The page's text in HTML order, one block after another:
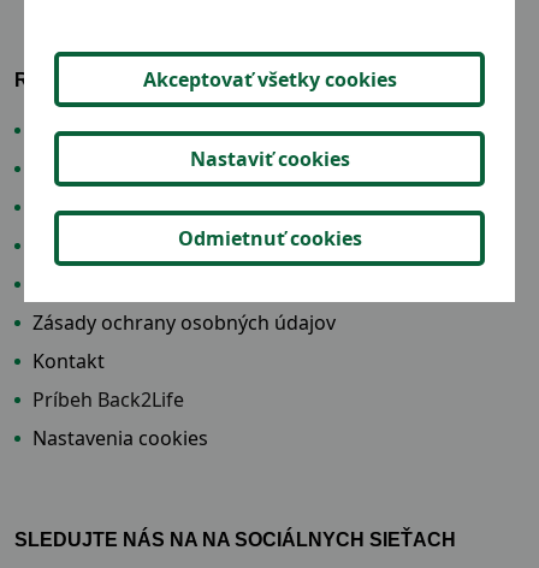
RE-USE CENTRUM
Katalóg produktov
Čo je Re-use –centrum
Ako to funguje
Prevádzkový poriadok
Zásady ochrany osobných údajov
Kontakt
Príbeh Back2Life
Nastavenia cookies
SLEDUJTE NÁS NA NA SOCIÁLNYCH SIEŤACH
Akceptovať všetky cookies
Nastaviť cookies
Odmietnuť cookies